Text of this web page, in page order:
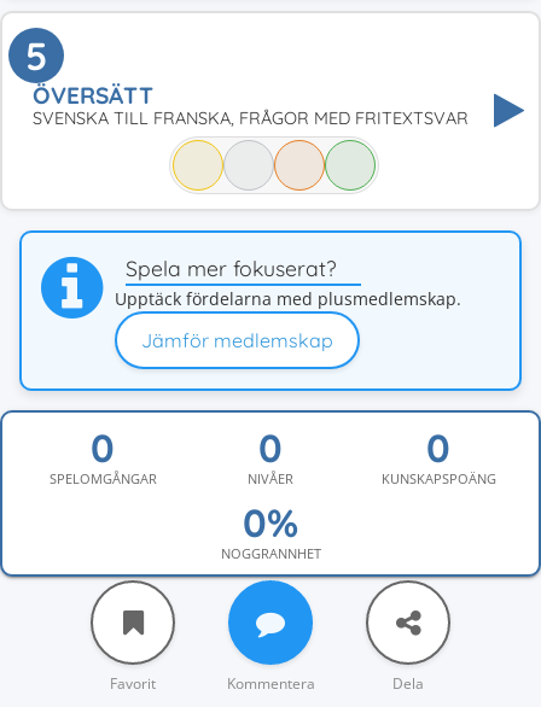
5
ÖVERSÄTT
SVENSKA TILL FRANSKA, FRÅGOR MED FRITEXTSVAR
Spela mer fokuserat?
Upptäck fördelarna med plusmedlemskap.
Jämför medlemskap
SPELOMGÅNGAR NIVÅER KUNSKAPSPOÄNG
NOGGRANNHET
Favorit Kommentera Dela